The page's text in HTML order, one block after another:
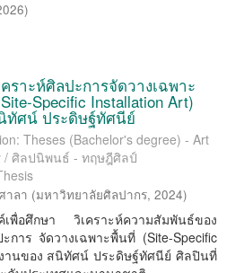
)
ราะห์ศิลปะการจัดวางเฉพาะ
Speciﬁc Installation Art)
ทัศน์ ประดิษฐ์ทัศนีย์
Theses (Bachelor's degree) - Art
/ ศิลปนิพนธ์ - ทฤษฎีศิลป์
าลา (มหาวิทยาลัยศิลปากร,2024)
เพื่อศึกษา วิเคราะห์ความสัมพันธ์ของ
าร จัดวางเฉพาะพื้นที่ (Site-Speciﬁc
านของ สนิทัศน์ ประดิษฐ์ทัศนีย์ ศิลปินที่